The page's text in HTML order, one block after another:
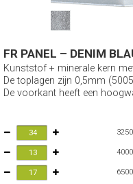
FR PANEL – DENIM
Kunststof + minerale kern
De toplagen zijn 0,5mm
De voorkant heeft een